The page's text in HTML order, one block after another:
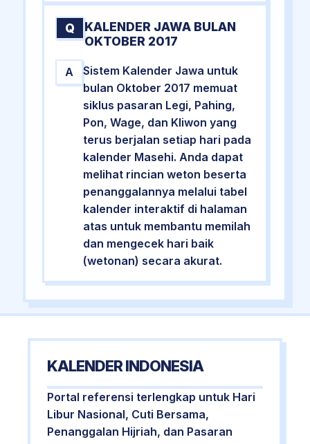
Q
KALENDER JAWA BULAN
OKTOBER 2017
A
Sistem Kalender Jawa untuk
bulan Oktober 2017 memuat
siklus pasaran Legi, Pahing,
Pon, Wage, dan Kliwon yang
terus berjalan setiap hari pada
kalender Masehi. Anda dapat
melihat rincian weton beserta
penanggalannya melalui tabel
kalender interaktif di halaman
atas untuk membantu memilah
dan mengecek hari baik
(wetonan) secara akurat.
KALENDER INDONESIA
Portal referensi terlengkap untuk Hari
Libur Nasional, Cuti Bersama,
Penanggalan Hijriah, dan Pasaran